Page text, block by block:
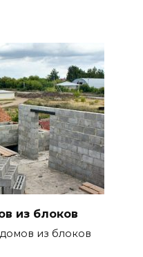
из блоков
из блоков